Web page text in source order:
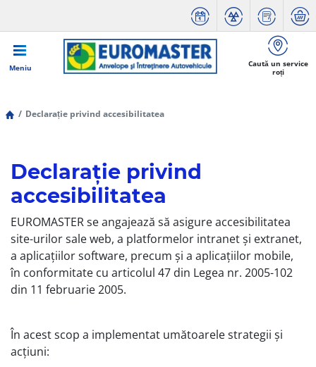
Meniu
Caută un service
roți
Declarație privind accesibilitatea
Declarație privind
accesibilitatea
EUROMASTER se angajează să asigure accesibilitatea
site-urilor sale web, a platformelor intranet și extranet,
a aplicațiilor software, precum și a aplicațiilor mobile,
în conformitate cu articolul 47 din Legea nr. 2005-102
din 11 februarie 2005.
În acest scop a implementat umătoarele strategii și
acțiuni: